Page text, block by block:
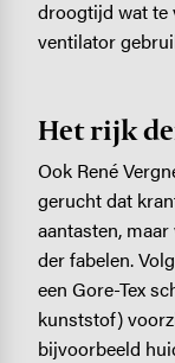
droogtijd wat te
ventilator
Het rijk
Ook René
gerucht dat
aantasten,
der fabelen.
een Gore-Tex
kunststof)
bijvoorbeeld